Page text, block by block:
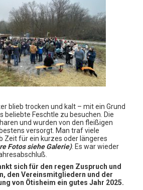
blieb trocken und kalt – mit ein Grund
beliebte Feschtle zu besuchen. Die
und wurden von den fleißigen
versorgt. Man traf viele
Zeit für ein kurzes oder längeres
Fotos siehe Galerie). Es war wieder
sich für den regen Zuspruch und
den Vereinsmitgliedern und der
von Ötisheim ein gutes Jahr 2025.